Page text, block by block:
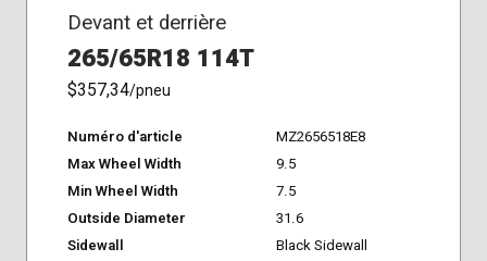
Devant et derrière
265/65R18 114T
$357,34/pneu
Numéro d'article
MZ2656518E8
Max Wheel Width
9.5
Min Wheel Width
7.5
Outside Diameter
31.6
Sidewall
Black Sidewall